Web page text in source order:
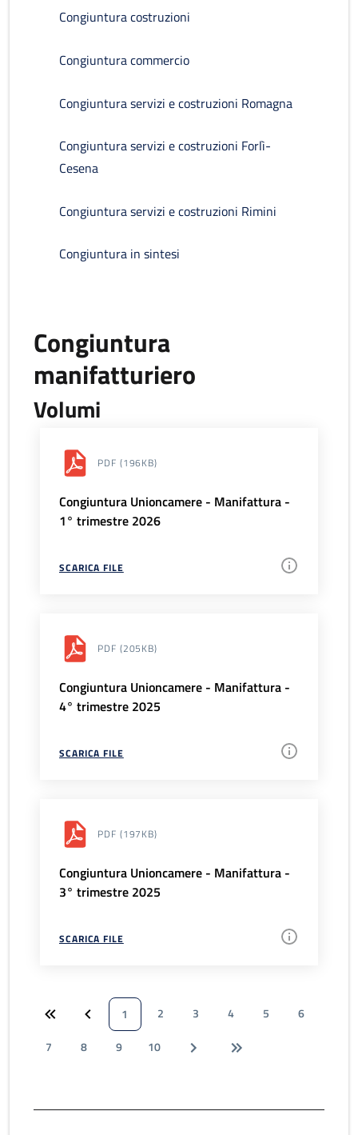
Congiuntura costruzioni
Congiuntura commercio
Congiuntura servizi e costruzioni Romagna
Congiuntura servizi e costruzioni Forlì-
Cesena
Congiuntura servizi e costruzioni Rimini
Congiuntura in sintesi
Congiuntura
manifatturiero
Volumi
PDF (196KB)
Congiuntura Unioncamere - Manifattura -
1° trimestre 2026
SCARICA FILE
PDF (205KB)
Congiuntura Unioncamere - Manifattura -
4° trimestre 2025
SCARICA FILE
PDF (197KB)
Congiuntura Unioncamere - Manifattura -
3° trimestre 2025
SCARICA FILE
1 2 3 4 5
6
7
8 9 10